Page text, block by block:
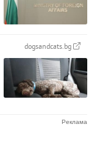
dogsandcats.bg